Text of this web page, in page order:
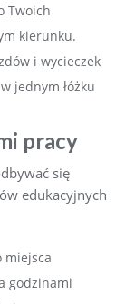
Twoich
kierunku.
i wycieczek
jednym łóżku
pracy
się
edukacyjnych
miejsca
godzinami